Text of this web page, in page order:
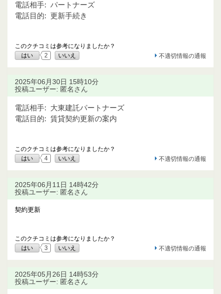
電話相手: パートナーズ
電話目的: 更新手続き
このクチコミは参考になりましたか？
はい
2 いいえ 不適切情報の通報
2025年06月30日 15時10分
投稿ユーザー: 匿名さん
電話相手: 大東建託パートナーズ
電話目的: 賃貸契約更新の案内
このクチコミは参考になりましたか？
はい
4 いいえ 不適切情報の通報
2025年06月11日 14時42分
投稿ユーザー: 匿名さん
契約更新
このクチコミは参考になりましたか？
はい
3 いいえ 不適切情報の通報
2025年05月26日 14時53分
投稿ユーザー: 匿名さん